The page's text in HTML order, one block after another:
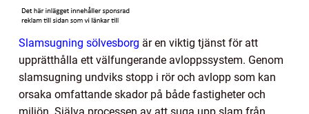
Slamsugning sölvesborg är en viktig tjänst för att
upprätthålla ett välfungerande avloppssystem. Genom
slamsugning undviks stopp i rör och avlopp som kan
orsaka omfattande skador på både fastigheter och